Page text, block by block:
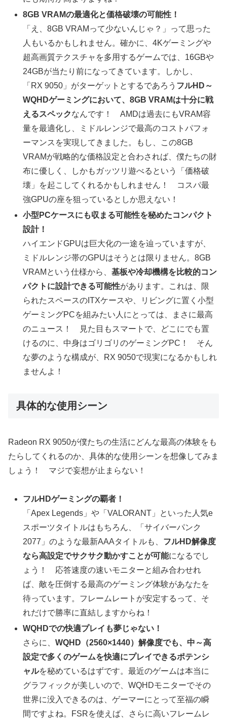
8GB VRAMの最適化と価格破壊の可能性！
「え、8GB VRAMって少ないんじゃ？」って思った
人もいるかもしれません。確かに、4Kゲーミングや
超高画質テクスチャを多用するゲームでは、16GBや
24GBが当たり前になってきています。しかし、
「RX 9050」がターゲットとするであろう フルHD～
WQHDゲーミングにおいて、8GB VRAMは十分に戦
えるスペックなんです！ AMDは過去にもVRAM容
量を最適化し、ミドルレンジで最高のコストパフォ
ーマンスを実現してきました。もし、この8GB
VRAMが戦略的な価格設定と合わされば、僕たちの財
布に優しく、しかもガッツリ遊べるという「価格破
壊」を起こしてくれるかもしれません！ コスパ最
強GPUの座を狙っているとしか思えない！
小型PCケースにも収まる可能性を秘めたコンパクト
設計！
ハイエンドGPUは巨大化の一途を辿っていますが、
ミドルレンジ帯のGPUはそうとは限りません。8GB
VRAMという仕様から、基板や冷却機構を比較的コン
パクトに設計できる可能性があります。これは、限
られたスペースのITXケースや、リビングに置く小型
ゲーミングPCを組みたい人にとっては、まさに最高
のニュース！ 見た目もスマートで、どこにでも置
けるのに、中身はゴリゴリのゲーミングPC！ そん
な夢のような構成が、RX 9050で現実になるかもしれ
ませんよ！
具体的な使用シーン
Radeon RX 9050が僕たちの生活にどんな最高の体験をも
たらしてくれるのか、具体的な使用シーンを想像してみま
しょう！ マジで妄想が止まらない！
フルHDゲーミングの覇者！
「Apex Legends」や「VALORANT」といった人気e
スポーツタイトルはもちろん、「サイバーパンク
2077」のような最新AAAタイトルも、 フルHD解像度
なら高設定でサクサク動かすことが可能になるでし
ょう！ 応答速度の速いモニターと組み合わせれ
ば、敵を圧倒する最高のゲーミング体験があなたを
待っています。フレームレートが安定するって、そ
れだけで勝率に直結しますからね！
WQHDでの快適プレイも夢じゃない！
さらに、WQHD（2560×1440）解像度でも、中～高
設定で多くのゲームを快適にプレイできるポテンシ
ャルを秘めているはずです。最近のゲームは本当に
グラフィックが美しいので、WQHDモニターでその
世界に没入できるのは、ゲーマーにとって至福の瞬
間ですよね。FSRを使えば、さらに高いフレームレ